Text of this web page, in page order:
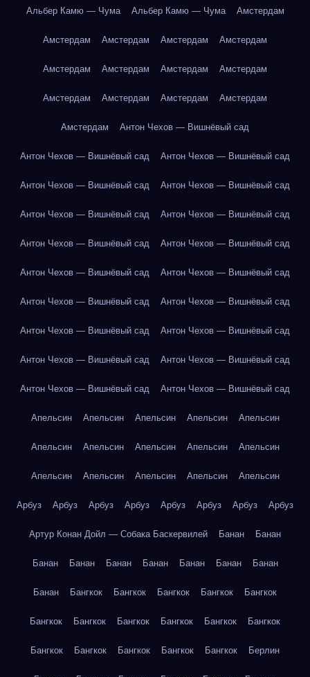
Альбер Камю — Чума Альбер Камю — Чума Амстердам
Амстердам Амстердам Амстердам Амстердам
Амстердам Амстердам Амстердам Амстердам
Амстердам Амстердам Амстердам Амстердам
Амстердам Антон Чехов — Вишнёвый сад
Антон Чехов — Вишнёвый сад Антон Чехов — Вишнёвый сад
Антон Чехов — Вишнёвый сад Антон Чехов — Вишнёвый сад
Антон Чехов — Вишнёвый сад Антон Чехов — Вишнёвый сад
Антон Чехов — Вишнёвый сад Антон Чехов — Вишнёвый сад
Антон Чехов — Вишнёвый сад Антон Чехов — Вишнёвый сад
Антон Чехов — Вишнёвый сад Антон Чехов — Вишнёвый сад
Антон Чехов — Вишнёвый сад Антон Чехов — Вишнёвый сад
Антон Чехов — Вишнёвый сад Антон Чехов — Вишнёвый сад
Антон Чехов — Вишнёвый сад Антон Чехов — Вишнёвый сад
Апельсин Апельсин Апельсин Апельсин Апельсин
Апельсин Апельсин Апельсин Апельсин Апельсин
Апельсин Апельсин Апельсин Апельсин Апельсин
Арбуз Арбуз Арбуз Арбуз Арбуз Арбуз Арбуз Арбуз
Артур Конан Дойл — Собака Баскервилей Банан Банан
Банан Банан Банан Банан Банан Банан Банан
Банан Бангкок Бангкок Бангкок Бангкок Бангкок
Бангкок Бангкок Бангкок Бангкок Бангкок Бангкок
Бангкок Бангкок Бангкок Бангкок Бангкок Берлин